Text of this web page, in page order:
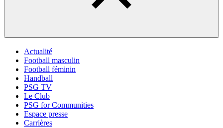
Actualité
Football masculin
Football féminin
Handball
PSG TV
Le Club
PSG for Communities
Espace presse
Carrières